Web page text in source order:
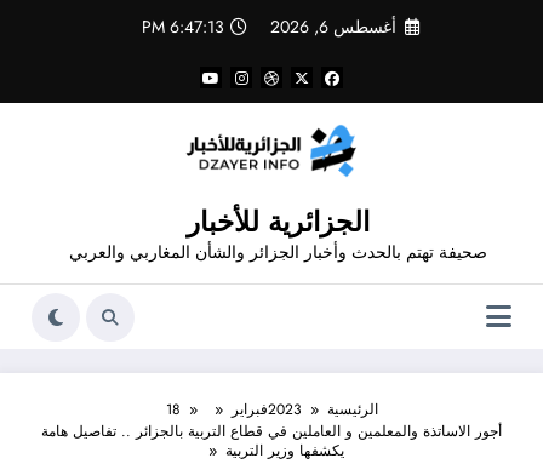
أغسطس 6, 2026 6:47:13 PM
الجزائرية للأخبار
صحيفة تهتم بالحدث وأخبار الجزائر والشأن المغاربي والعربي
الرئيسية 2023فبراير
18
أجور الاساتذة والمعلمين و العاملين في قطاع التربية بالجزائر .. تفاصيل هامة
يكشفها وزير التربية